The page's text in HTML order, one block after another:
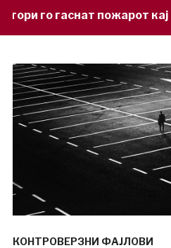
кај Сопиште 15
КОНТРОВЕРЗНИ ФАЈЛОВИ